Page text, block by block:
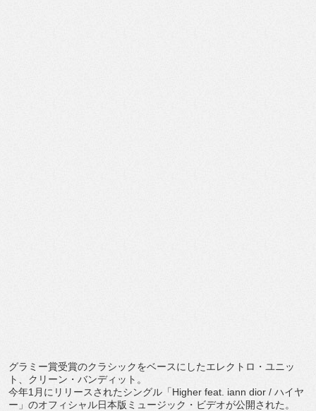
グラミー賞受賞のクラシックをベースにしたエレクトロ・ ユニッ
ト、クリーン・バンディット。
今年1 月にリリースされたシングル「Higher feat. iann dior / ハイヤ
ー」のオフィシャル日本版ミュージック・ ビデオが公開された。